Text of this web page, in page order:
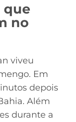
que
no
viveu
Em
depois
Além
durante a